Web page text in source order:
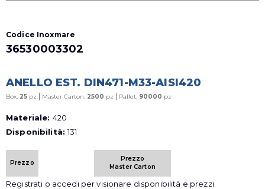
Codice Inoxmare
36530003302
ANELLO EST. DIN471-M33-AISI420
Box: 25 pz | Master Carton: 2500 pz | Pallet: 90000 pz
Materiale: 420
Disponibilità:131
Prezzo
Prezzo
Master Carton
Registrati o accedi per visionare disponibilità e prezzi.